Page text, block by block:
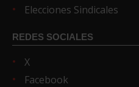
Elecciones Sindicales
REDES SOCIALES
X
Facebook